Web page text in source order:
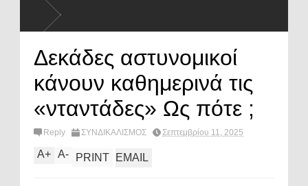
Δεκάδες αστυνομικοί
κάνουν καθημερινά τις
«νταντάδες» Ως πότε ;
Reply ΣΥΝΔΙΚΑΛΙΣΜΟΣ Σεπτεμβρίου 11, 2025
A+ A- PRINT EMAIL